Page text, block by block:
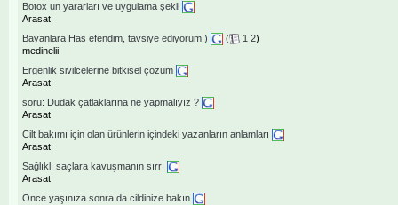
Botox un yararları ve uygulama şekli
Arasat
Bayanlara Has efendim, tavsiye ediyorum:)
( 1 2)
medinelii
Ergenlik sivilcelerine bitkisel çözüm
Arasat
soru: Dudak çatlaklarına ne yapmalıyız ?
Arasat
Cilt bakımı için olan ürünlerin içindeki yazanların anlamları
Arasat
Sağlıklı saçlara kavuşmanın sırrı
Arasat
Önce yaşınıza sonra da cildinize bakın